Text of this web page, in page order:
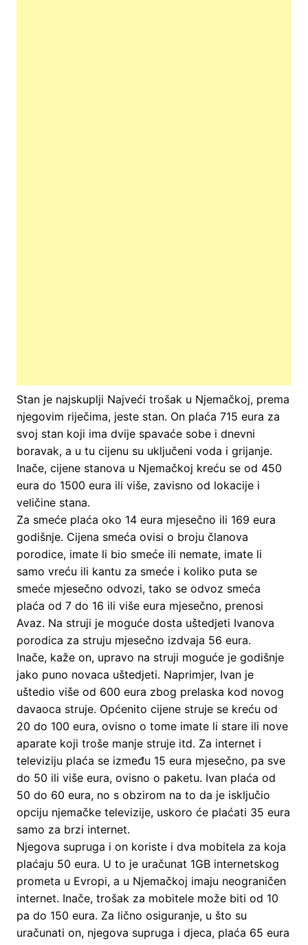
Stan je najskuplji Najveći trošak u Njemačkoj, prema
njegovim riječima, jeste stan. On plaća 715 eura za
svoj stan koji ima dvije spavaće sobe i dnevni
boravak, a u tu cijenu su uključeni voda i grijanje.
Inače, cijene stanova u Njemačkoj kreću se od 450
eura do 1500 eura ili više, zavisno od lokacije i
veličine stana.
Za smeće plaća oko 14 eura mjesečno ili 169 eura
godišnje. Cijena smeća ovisi o broju članova
porodice, imate li bio smeće ili nemate, imate li
samo vreću ili kantu za smeće i koliko puta se
smeće mjesečno odvozi, tako se odvoz smeća
plaća od 7 do 16 ili više eura mjesečno, prenosi
Avaz. Na struji je moguće dosta uštedjeti Ivanova
porodica za struju mjesečno izdvaja 56 eura.
Inače, kaže on, upravo na struji moguće je godišnje
jako puno novaca uštedjeti. Naprimjer, Ivan je
uštedio više od 600 eura zbog prelaska kod novog
davaoca struje. Općenito cijene struje se kreću od
20 do 100 eura, ovisno o tome imate li stare ili nove
aparate koji troše manje struje itd. Za internet i
televiziju plaća se između 15 eura mjesečno, pa sve
do 50 ili više eura, ovisno o paketu. Ivan plaća od
50 do 60 eura, no s obzirom na to da je isključio
opciju njemačke televizije, uskoro će plaćati 35 eura
samo za brzi internet.
Njegova supruga i on koriste i dva mobitela za koja
plaćaju 50 eura. U to je uračunat 1GB internetskog
prometa u Evropi, a u Njemačkoj imaju neograničen
internet. Inače, trošak za mobitele može biti od 10
pa do 150 eura. Za lično osiguranje, u što su
uračunati on, njegova supruga i djeca, plaća 65 eura